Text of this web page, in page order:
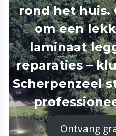
rond het huis.
om een
laminaat
reparaties –
Scherpenzeel
Ontvang